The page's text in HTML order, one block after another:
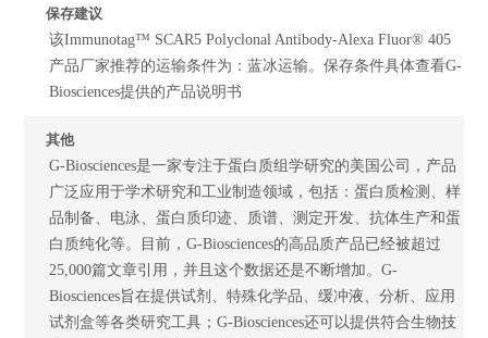
保存建议
该Immunotag™ SCAR5 Polyclonal Antibody-Alexa Fluor® 405
产品厂家推荐的运输条件为：蓝冰运输。保存条件具体查看G-
Biosciences提供的产品说明书
其他
G-Biosciences是一家专注于蛋白质组学研究的美国公司，产品
广泛应用于学术研究和工业制造领域，包括：蛋白质检测、样
品制备、电泳、蛋白质印迹、质谱、测定开发、抗体生产和蛋
白质纯化等。目前，G-Biosciences的高品质产品已经被超过
25,000篇文章引用，并且这个数据还是不断增加。G-
Biosciences旨在提供试剂、特殊化学品、缓冲液、分析、应用
试剂盒等各类研究工具；G-Biosciences还可以提供符合生物技